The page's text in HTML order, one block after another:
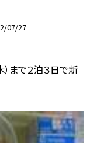
07/27
）まで２泊３日で新